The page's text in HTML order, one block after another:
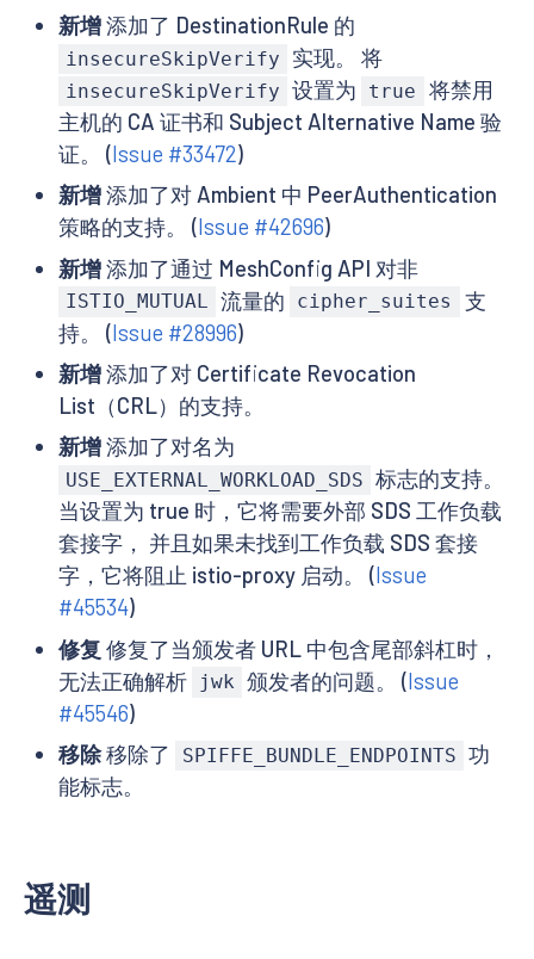
新增添加了 DestinationRule 的
insecureSkipVerify 实现。 将
insecureSkipVerify 设置为 true
将禁用
主机的 CA 证书和 Subject Alternative Name 验
证。 (Issue #33472)
新增添加了对 Ambient 中 PeerAuthentication
策略的支持。 (Issue #42696)
新增添加了通过 MeshConfig API 对非
ISTIO_MUTUAL 流量的 cipher_suites
支
持。 (Issue #28996)
新增添加了对 Certificate Revocation
List（CRL）的支持。
新增添加了对名为
USE_EXTERNAL_WORKLOAD_SDS 标志的支持。
当设置为 true 时，它将需要外部 SDS 工作负载
套接字， 并且如果未找到工作负载 SDS 套接
字，它将阻止 istio-proxy 启动。 (Issue
#45534)
修复 修复了当颁发者 URL 中包含尾部斜杠时，
无法正确解析
jwk 颁发者的问题。 (Issue
#45546)
移除移除了 SPIFFE_BUNDLE_ENDPOINTS 功
能标志。
遥测